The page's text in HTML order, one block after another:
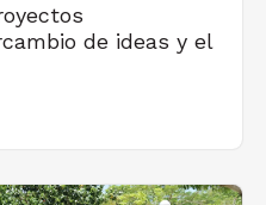
de ideas y el